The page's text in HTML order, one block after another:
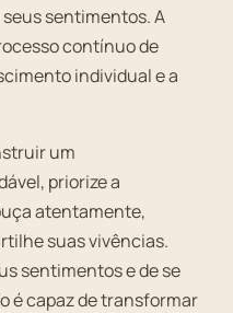
sentimentos. A
contínuo de
individual e a
um
priorize a
atentamente,
suas vivências.
sentimentos e de se
é capaz de transformar